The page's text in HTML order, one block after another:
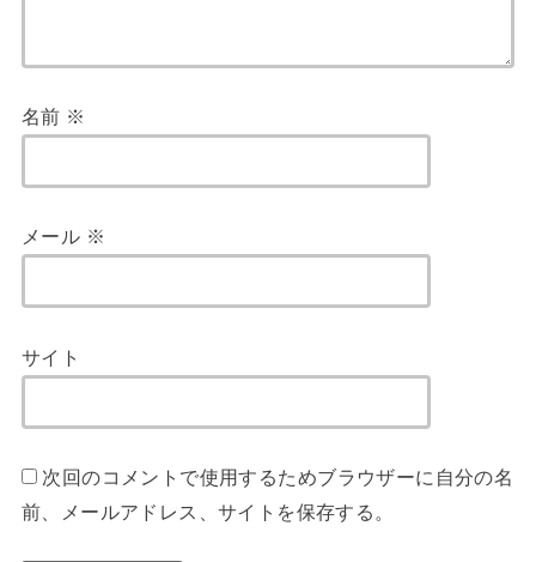
名前 ※
メール ※
サイト
次回のコメントで使用するためブラウザーに自分の名
前、メールアドレス、サイトを保存する。